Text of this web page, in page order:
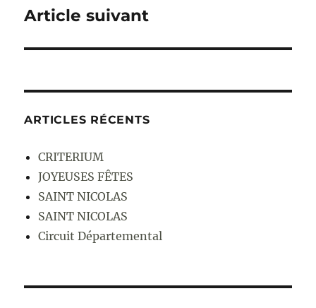
Publication
Article suivant
ARTICLES RÉCENTS
CRITERIUM
JOYEUSES FÊTES
SAINT NICOLAS
SAINT NICOLAS
Circuit Départemental